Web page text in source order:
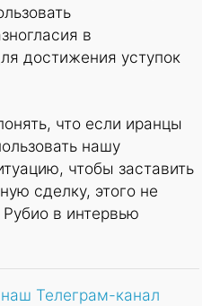
в
достижения уступок
что если иранцы
нашу
чтобы заставить
сделку, этого не
в интервью
Телеграм-канал